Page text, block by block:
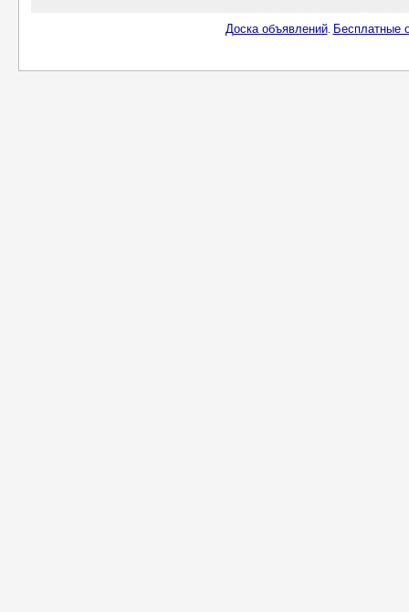
Доска объявлений. Бесплатные